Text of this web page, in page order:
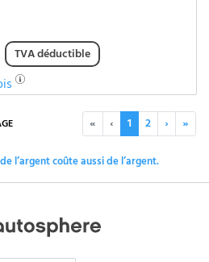
TVA déductible
« ‹ 1 2 › »
l’argent coûte aussi de l’argent.